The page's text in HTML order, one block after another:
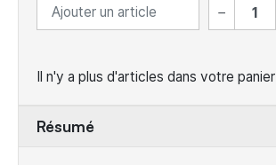
−
Il n'y a plus d'articles dans votre panier
Résumé